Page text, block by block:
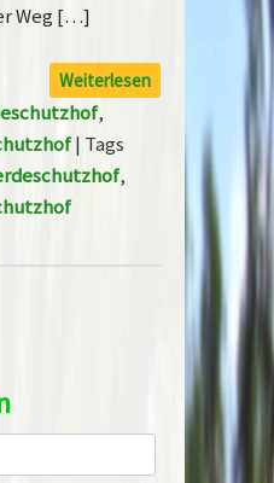
Weg […]
Weiterlesen
,
| Tags
,